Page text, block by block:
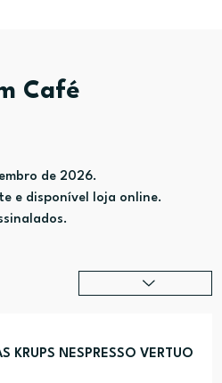
Café
de 2026.
e disponível loja online.
KRUPS NESPRESSO VERTUO